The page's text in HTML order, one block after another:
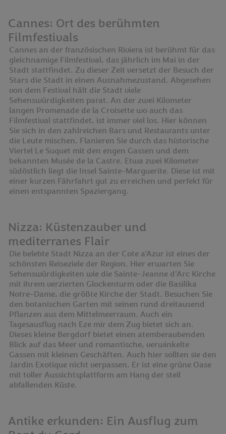
Cannes: Ort des berühmten
Filmfestivals
Cannes an der französischen Riviera ist berühmt für das
gleichnamige Filmfestival, das jährlich im Mai in der
Stadt stattfindet. Zu dieser Zeit versetzt der Besuch der
Stars die Stadt in einen Ausnahmezustand. Abgesehen
von dem Festival hält die Stadt viele
Sehenswürdigkeiten parat. An der zwei Kilometer
langen Promenade de la Croisette wo auch das
Filmfestival stattfindet, ist immer viel los. Hier können
Sie sich in den zahlreichen Bars und Restaurants unter
die Leute mischen. Flanieren Sie durch das historische
Viertel Le Suquet mit den engen Gassen und dem
bekannten Musée de la Castre. Etwa zwei Kilometer
südöstlich liegt die Insel Sainte-Marguerite. Diese ist mit
einer kurzen Fährfahrt gut zu erreichen und perfekt für
einen entspannten Spaziergang.
Nizza: Küstenzauber und
mediterranes Flair
Die belebte Stadt Nizza an der Cote a'Azur ist eines der
schönsten Reiseziele der Region. Hier erwarten Sie
Sehenswürdigkeiten wie die Sainte-Jeanne d'Arc Kirche
mit ihrem verzierten Glockenturm oder die Basilika
Notre-Dame, die größte Kirche der Stadt. Besuchen Sie
den botanischen Garten mit seinen rund dreitausend
Pflanzen aus dem Mittelmeerraum. Auch ein
Tagesausflug nach Eze mir dem Zug bietet sich an.
Dieses kleine Bergdorf bietet einen atemberaubenden
Blick auf das Meer und romantische, verwinkelte
Gassen mit kleinen Geschäften. Auch hier sollten sie den
Jardin Exotique nicht verpassen. Er ist eine grüne Oase
mit toller Aussichtsplattform am Hang der steil
abfallenden Küste.
Antike erkunden: Ein Ausflug zum